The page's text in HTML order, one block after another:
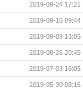
2019-09-24 17:21
2019-09-16 09:44
2019-09-09 13:05
2019-08-26 20:45
2019-07-03 16:05
2019-05-30 08:16